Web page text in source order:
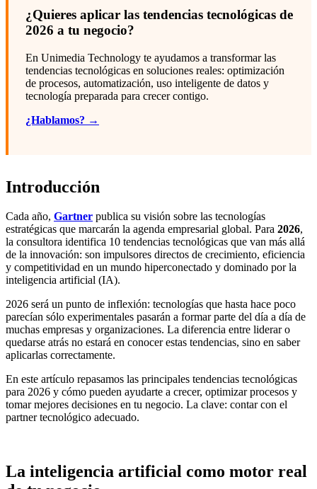
¿Quieres aplicar las tendencias tecnológicas de
2026 a tu negocio?
En Unimedia Technology te ayudamos a transformar las
tendencias tecnológicas en soluciones reales: optimización
de procesos, automatización, uso inteligente de datos y
tecnología preparada para crecer contigo.
¿Hablamos? →
Introducción
Cada año, Gartner publica su visión sobre las tecnologías
estratégicas que marcarán la agenda empresarial global. Para 2026,
la consultora identifica 10 tendencias tecnológicas que van más allá
de la innovación: son impulsores directos de crecimiento, eficiencia
y competitividad en un mundo hiperconectado y dominado por la
inteligencia artificial (IA).
2026 será un punto de inflexión: tecnologías que hasta hace poco
parecían sólo experimentales pasarán a formar parte del día a día de
muchas empresas y organizaciones. La diferencia entre liderar o
quedarse atrás no estará en conocer estas tendencias, sino en saber
aplicarlas correctamente.
En este artículo repasamos las principales tendencias tecnológicas
para 2026 y cómo pueden ayudarte a crecer, optimizar procesos y
tomar mejores decisiones en tu negocio. La clave: contar con el
partner tecnológico adecuado.
La inteligencia artificial como motor real